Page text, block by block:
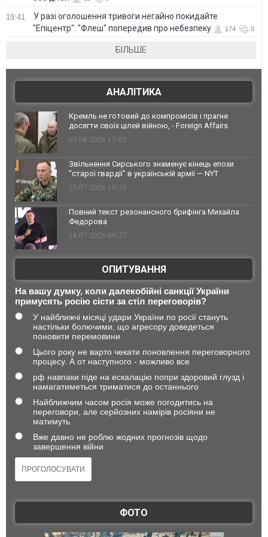
19:41
У разі оголошення тривоги негайно покидайте
"Епіцентр": "Флеш" попередив про небезпеку
174 0
БІЛЬШЕ
АНАЛІТИКА
Кремль не готовий до компромісів і прагне
досягти своїх цілей війною, - Foreign Affairs
03.08.2026 13:02
Звільнення Сирського знаменує кінець епохи
"старої гвардії" в українській армії — NYT
23.07.2026 10:32
Повний текст резонансного брифінга Михайла
Федорова
18.07.2026 09:27
ОПИТУВАННЯ
На вашу думку, коли далекобійні санкції України
примусять росію сісти за стіл переговорів?
У найближчі місяці удари України по росії стануть
настільки болючими, що агресору доведеться
поновити перемовини
Цього року не варто чекати поновлення переговорного
процесу. А от наступного - можливо все
рф навпаки піде на ескалацію попри здоровий глузд і
намагатиметься триматися до останнього
Найближчим часом росія може погодитись на
переговори, але серйозних намірів росіяни не
матимуть
Вже давно не роблю жодних прогнозів щодо
завершення війни
ФОТО